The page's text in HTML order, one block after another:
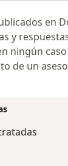
en
y
ningún
de un